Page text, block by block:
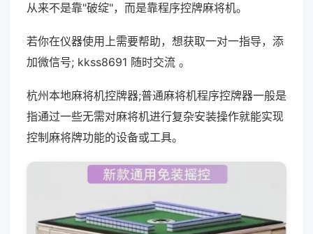
从来不是靠"破绽"，而是靠程序控牌麻将机。
若你在仪器使用上需要帮助，想获取一对一指导，添
加微信号; kkss8691 随时交流 。
杭州本地麻将机控牌器;普通麻将机程序控牌器一般是
指通过一些无需对麻将机进行复杂安装操作就能实现
控制麻将牌功能的设备或工具。